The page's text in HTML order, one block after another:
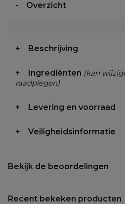
Overzicht
Beschrijving
Ingrediënten (kan
raadplegen)
Levering en voorraad
Veiligheidsinformatie
Bekijk de beoordelingen
Recent bekeken producten